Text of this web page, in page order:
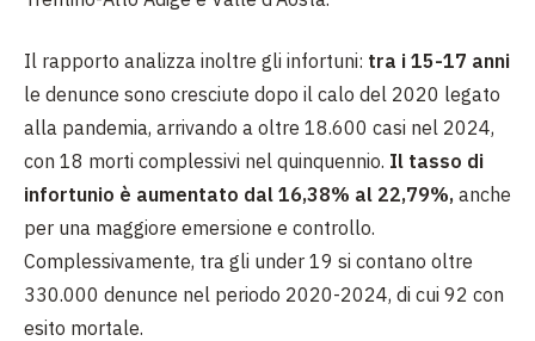
Il rapporto analizza inoltre gli infortuni: tra i 15-17 anni
le denunce sono cresciute dopo il calo del 2020 legato
alla pandemia, arrivando a oltre 18.600 casi nel 2024,
con 18 morti complessivi nel quinquennio. Il tasso di
infortunio è aumentato dal 16,38% al 22,79%, anche
per una maggiore emersione e controllo.
Complessivamente, tra gli under 19 si contano oltre
330.000 denunce nel periodo 2020-2024, di cui 92 con
esito mortale.